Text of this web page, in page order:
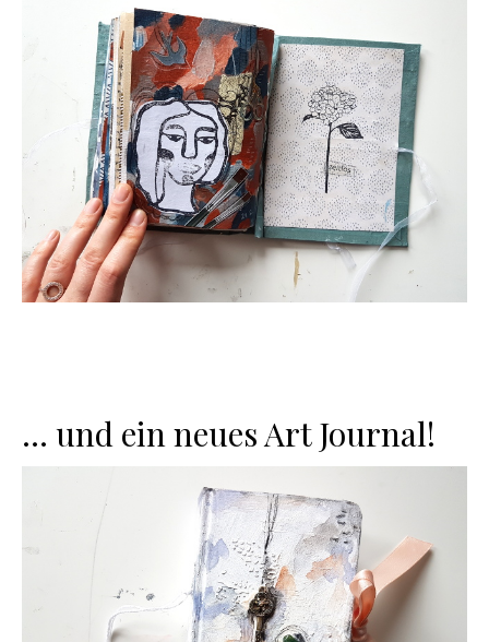
… und ein neues Art Journal!